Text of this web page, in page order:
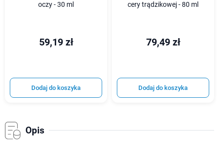
oczy - 30 ml
59,19 zł
Dodaj do koszyka
cery trądzikowej - 80 ml
79,49 zł
Dodaj do koszyka
Opis